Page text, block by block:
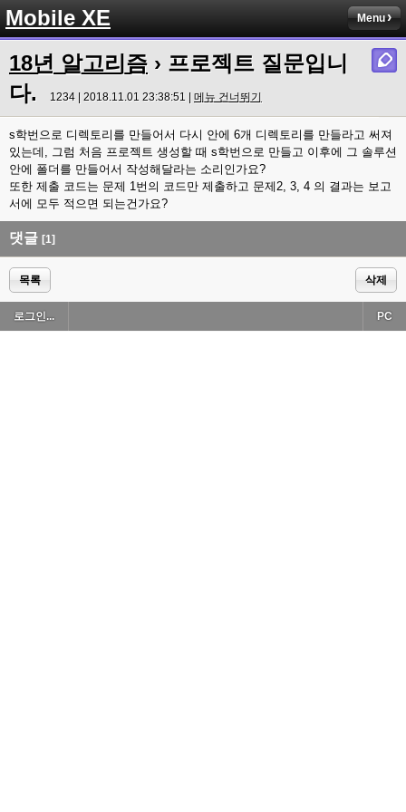
Mobile XE Menu
18년 알고리즘 › 프로젝트 질문입니
다.
1234 | 2018.11.01 23:38:51 | 메뉴 건너뛰기
s학번으로 디렉토리를 만들어서 다시 안에 6개 디렉토리를 만들라고 써져
있는데, 그럼 처음 프로젝트 생성할 때 s학번으로 만들고 이후에 그 솔루션
안에 폴더를 만들어서 작성해달라는 소리인가요?
또한 제출 코드는 문제 1번의 코드만 제출하고 문제2, 3, 4 의 결과는 보고
서에 모두 적으면 되는건가요?
댓글 [1]
목록 삭제
로그인... PC